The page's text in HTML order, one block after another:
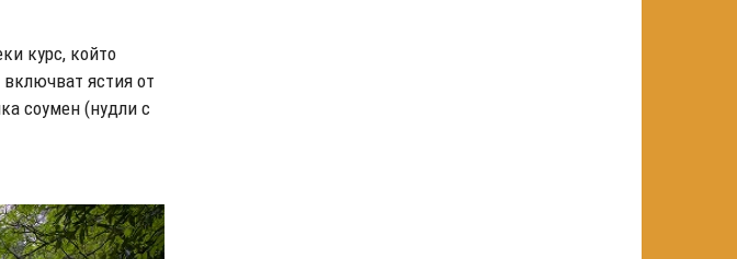
курс, който
ястия от
соумен (нудли с